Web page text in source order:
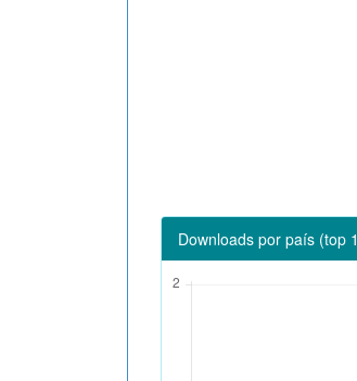
Downloads por país (top